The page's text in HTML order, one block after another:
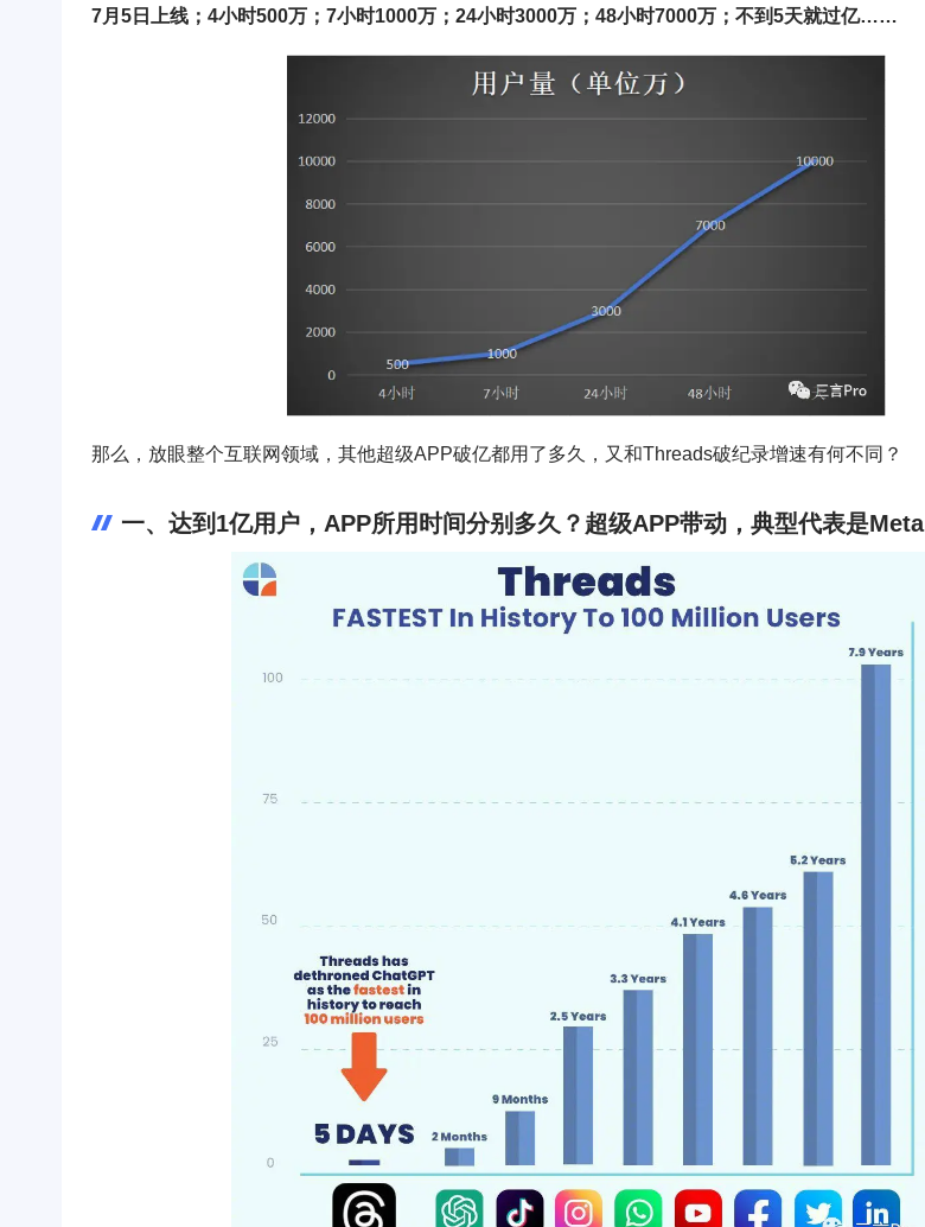
7月5日上线；4小时500万；7小时1000万；24小时3000万；48小时7000万；不到5天就过亿……
那么，放眼整个互联网领域，其他超级APP破亿都用了多久，又和Threads破纪录增速有何不同？
一、达到1亿用户，APP所用时间分别多久？超级APP带动，典型代表是Meta